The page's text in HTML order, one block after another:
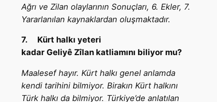
Ağrı ve Zilan olaylarının Sonuçları, 6. Ekler, 7.
Yararlanılan kaynaklardan oluşmaktadır.
7. Kürt halkı yeteri
kadar Geliyê Zîlan katliamını biliyor mu?
Maalesef hayır. Kürt halkı genel anlamda
kendi tarihini bilmiyor. Birakın Kürt halkını
Türk halkı da bilmiyor. Türkiye’de anlatılan